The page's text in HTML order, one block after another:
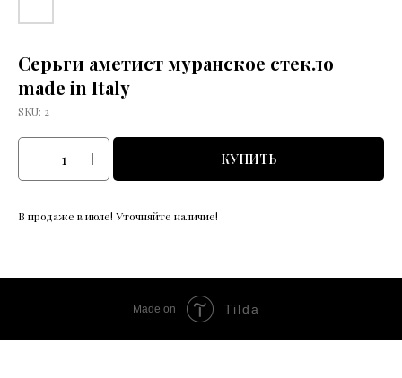
Серьги аметист муранское стекло
made in Italy
SKU: 2
КУПИТЬ
В продаже в июле! Уточняйте наличие!
Made on Tilda